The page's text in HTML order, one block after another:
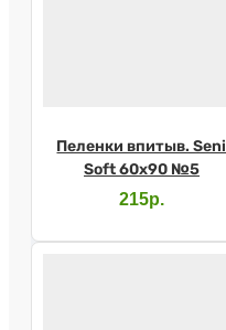
Пеленки впитыв. Seni
Soft 60х90 №5
215р.